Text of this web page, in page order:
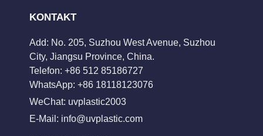
KONTAKT
Add: No. 205, Suzhou West Avenue, Suzhou
City, Jiangsu Province, China.
Telefon: +86 512 85186727
WhatsApp: +86 18118123076
WeChat: uvplastic2003
E-Mail: info@uvplastic.com